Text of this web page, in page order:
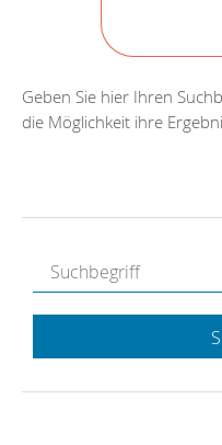
Geben Sie hier Ihren
die Möglichkeit ihre